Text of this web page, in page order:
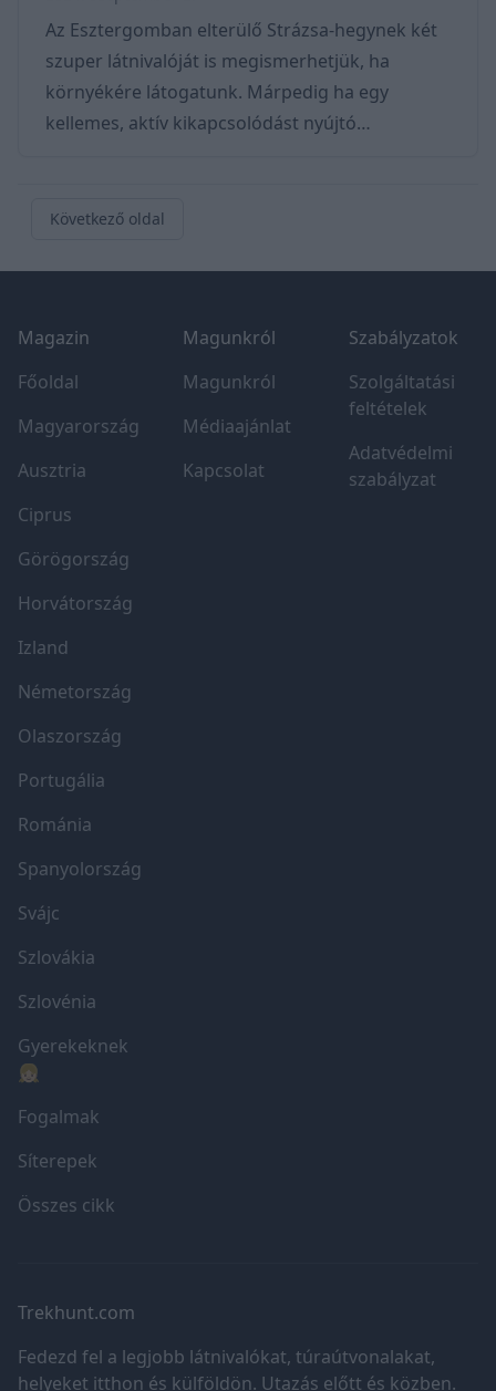
Az Esztergomban elterülő Strázsa-hegynek két
szuper látnivalóját is megismerhetjük, ha
környékére látogatunk. Márpedig ha egy
kellemes, aktív kikapcsolódást nyújtó
Strázsa hegyi tanösvényt és egyik végpontját, a
a Dunára és a környező vidékekre, (akár
hegyi tanösvény? A tanösvény bejársáhazo
Esztergomot kell célba
Következő oldal
Magazin
Főoldal
Magyarország
Ausztria
Ciprus
Görögország
Horvátország
Izland
Németország
Olaszország
Portugália
Románia
Spanyolország
Svájc
Szlovákia
Szlovénia
Gyerekeknek
👧🏼
Fogalmak
Síterepek
Összes cikk
Magunkról
Magunkról
Médiaajánlat
Kapcsolat
Szabályzatok
Szolgáltatási
feltételek
Adatvédelmi
szabályzat
Trekhunt.com
Fedezd fel a legjobb látnivalókat, túraútvonalakat,
helyeket itthon és külföldön. Utazás előtt és közben.